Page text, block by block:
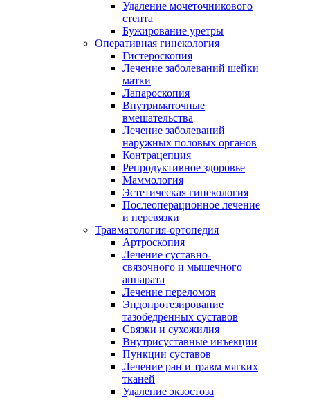
Удаление мочеточникового
стента
Бужирование уретры
Оперативная гинекология
Гистероскопия
Лечение заболеваний шейки
матки
Лапароскопия
Внутриматочные
вмешательства
Лечение заболеваний
наружных половых органов
Контрацепция
Репродуктивное здоровье
Маммология
Эстетическая гинекология
Послеоперационное лечение
и перевязки
Травматология-ортопедия
Артроскопия
Лечение суставно-
связочного и мышечного
аппарата
Лечение переломов
Эндопротезирование
тазобедренных суставов
Связки и сухожилия
Внутрисуставные инъекции
Пункции суставов
Лечение ран и травм мягких
тканей
Удаление экзостоза